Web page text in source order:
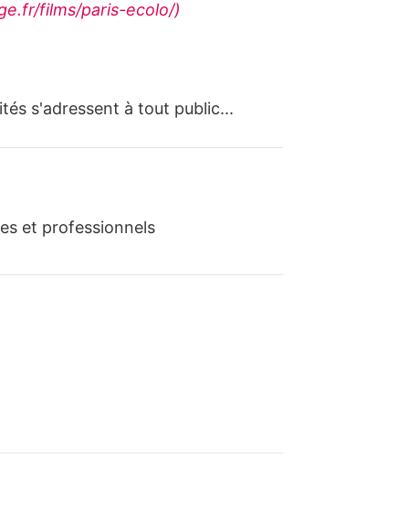
films/paris-ecolo/)
s'adressent à tout public...
et professionnels